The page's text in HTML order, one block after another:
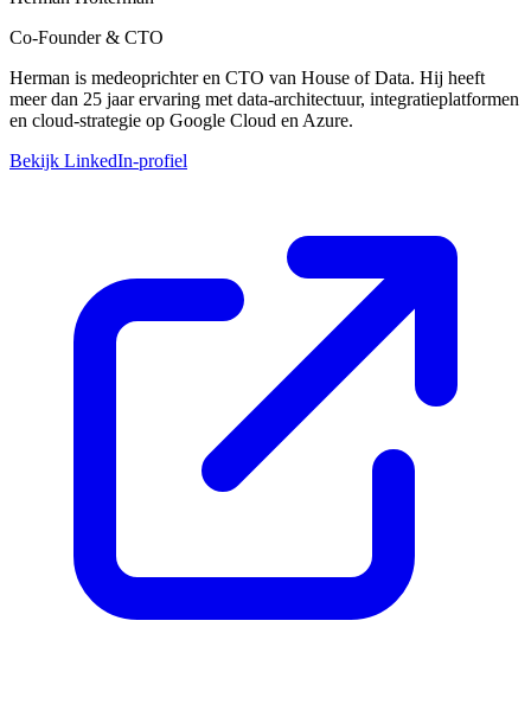
Co-Founder & CTO
Herman is medeoprichter en CTO van House of Data. Hij heeft
meer dan 25 jaar ervaring met data-architectuur, integratieplatformen
en cloud-strategie op Google Cloud en Azure.
Bekijk LinkedIn-profiel